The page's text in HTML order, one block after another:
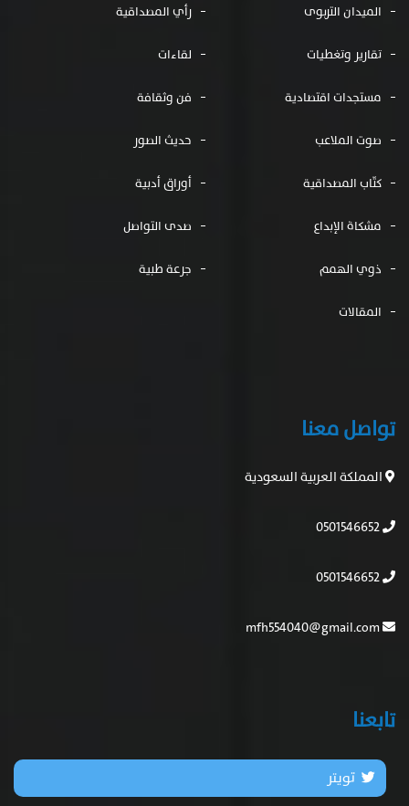
الميدان التربوى رأي المصداقية
تقارير وتغطيات لقاءات
مستجدات اقتصادية فن وثقافة
صوت الملاعب حديث الصور
كتّاب المصداقية أوراق أدبية
مشكاة الإبداع صدى التواصل
ذوي الهمم جرعة طبية
المقالات
تواصل معنا
المملكة العربية السعودية
تابعنا
تويتر